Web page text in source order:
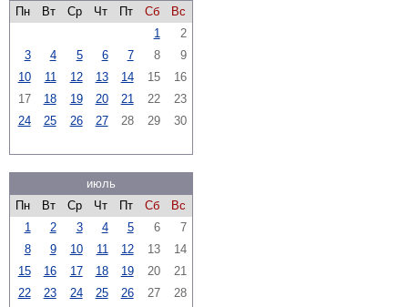
Пн
Вт Ср Чт Пт Сб
Вс
1
2
3
4 5 6 7 8
9
10
11 12 13 14 15
16
17
18 19 20 21 22
23
24
25 26 27 28 29 30
июль
Пн
Вт Ср Чт Пт Сб
Вс
1
2 3 4 5 6
7
8
9 10 11 12 13
14
15
16 17 18 19 20
21
22
23 24 25 26 27
28